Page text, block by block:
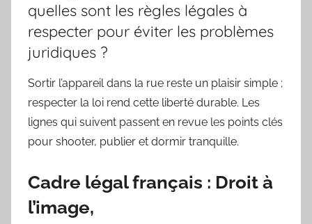
quelles sont les règles légales à
respecter pour éviter les problèmes
juridiques ?
Sortir l’appareil dans la rue reste un plaisir simple ;
respecter la loi rend cette liberté durable. Les
lignes qui suivent passent en revue les points clés
pour shooter, publier et dormir tranquille.
Cadre légal français : Droit à
l’image,